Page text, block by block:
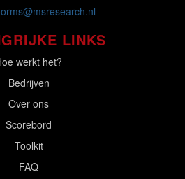
LINKS
werkt het?
Bedrijven
Over ons
Scorebord
Toolkit
FAQ